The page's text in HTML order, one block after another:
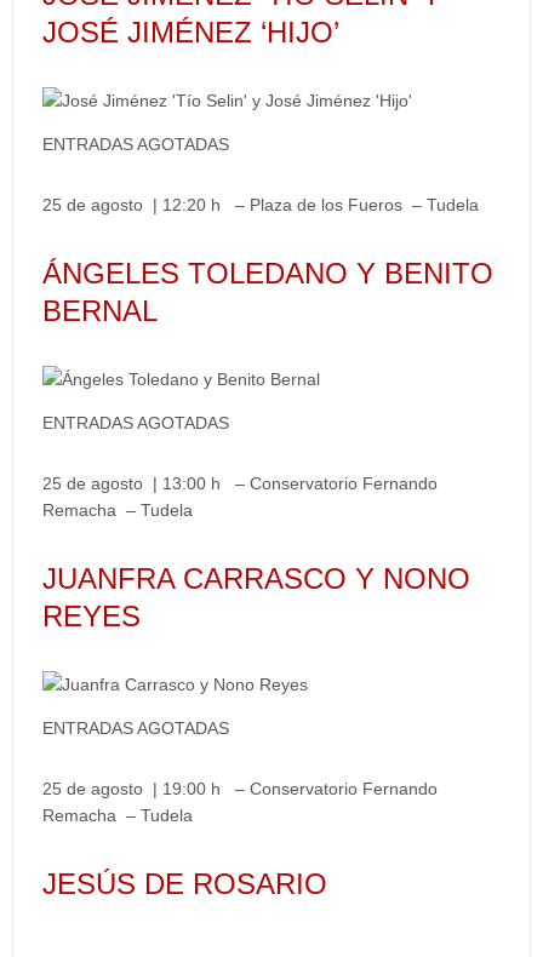
JOSÉ JIMÉNEZ ‘HIJO’
ENTRADAS AGOTADAS
25 de agosto | 12:20 h – Plaza de los Fueros – Tudela
ÁNGELES TOLEDANO Y BENITO
BERNAL
ENTRADAS AGOTADAS
25 de agosto | 13:00 h – Conservatorio Fernando
Remacha – Tudela
JUANFRA CARRASCO Y NONO
REYES
ENTRADAS AGOTADAS
25 de agosto | 19:00 h – Conservatorio Fernando
Remacha – Tudela
JESÚS DE ROSARIO